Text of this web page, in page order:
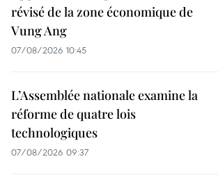
révisé de la zone économique de
Vung Ang
07/08/2026 10:45
L’Assemblée nationale examine la
réforme de quatre lois
technologiques
07/08/2026 09:37